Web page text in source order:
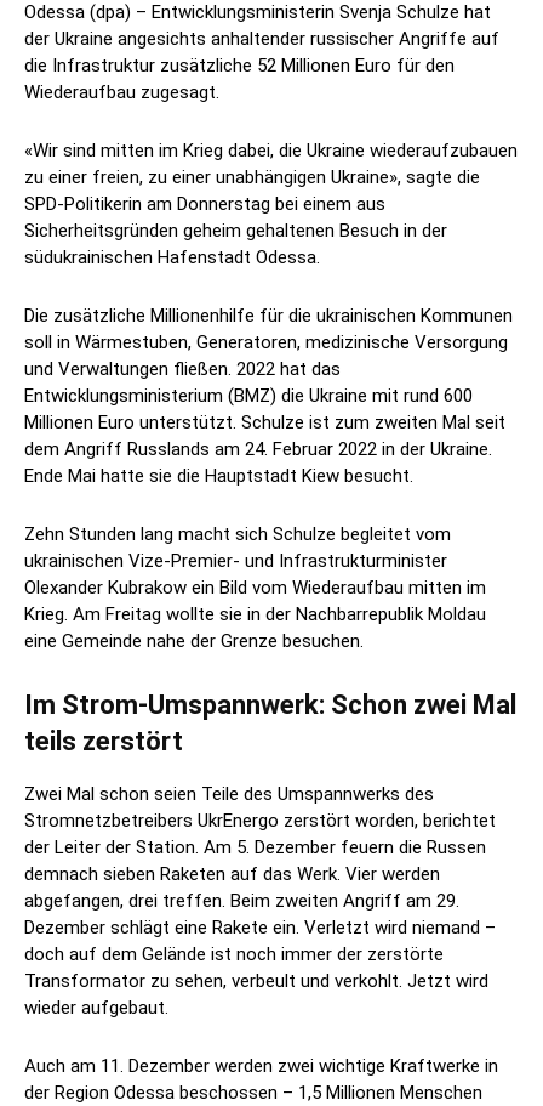
Odessa (dpa) – Entwicklungsministerin Svenja Schulze hat
der Ukraine angesichts anhaltender russischer Angriffe auf
die Infrastruktur zusätzliche 52 Millionen Euro für den
Wiederaufbau zugesagt.
«Wir sind mitten im Krieg dabei, die Ukraine wiederaufzubauen
zu einer freien, zu einer unabhängigen Ukraine», sagte die
SPD-Politikerin am Donnerstag bei einem aus
Sicherheitsgründen geheim gehaltenen Besuch in der
südukrainischen Hafenstadt Odessa.
Die zusätzliche Millionenhilfe für die ukrainischen Kommunen
soll in Wärmestuben, Generatoren, medizinische Versorgung
und Verwaltungen fließen. 2022 hat das
Entwicklungsministerium (BMZ) die Ukraine mit rund 600
Millionen Euro unterstützt. Schulze ist zum zweiten Mal seit
dem Angriff Russlands am 24. Februar 2022 in der Ukraine.
Ende Mai hatte sie die Hauptstadt Kiew besucht.
Zehn Stunden lang macht sich Schulze begleitet vom
ukrainischen Vize-Premier- und Infrastrukturminister
Olexander Kubrakow ein Bild vom Wiederaufbau mitten im
Krieg. Am Freitag wollte sie in der Nachbarrepublik Moldau
eine Gemeinde nahe der Grenze besuchen.
Im Strom-Umspannwerk: Schon zwei Mal
teils zerstört
Zwei Mal schon seien Teile des Umspannwerks des
Stromnetzbetreibers UkrEnergo zerstört worden, berichtet
der Leiter der Station. Am 5. Dezember feuern die Russen
demnach sieben Raketen auf das Werk. Vier werden
abgefangen, drei treffen. Beim zweiten Angriff am 29.
Dezember schlägt eine Rakete ein. Verletzt wird niemand –
doch auf dem Gelände ist noch immer der zerstörte
Transformator zu sehen, verbeult und verkohlt. Jetzt wird
wieder aufgebaut.
Auch am 11. Dezember werden zwei wichtige Kraftwerke in
der Region Odessa beschossen – 1,5 Millionen Menschen